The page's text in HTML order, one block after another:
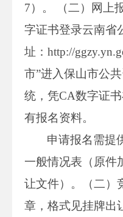
7）。 （二）网上
字证书登录云南省
址：http://
市”进入保山市公
统，凭CA数字证
有报名资料。
申请报名需提
一般情况表（原件
让文件）。（二）
章，格式见挂牌出